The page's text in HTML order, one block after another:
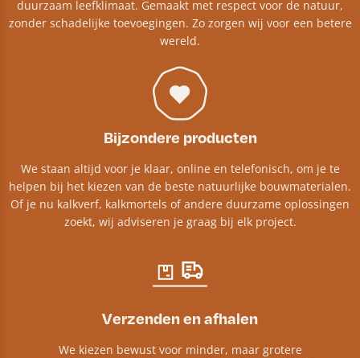
duurzaam leefklimaat. Gemaakt met respect voor de natuur,
zonder schadelijke toevoegingen. Zo zorgen wij voor een betere
wereld.
Bijzondere producten
We staan altijd voor je klaar, online en telefonisch, om je te
helpen bij het kiezen van de beste natuurlijke bouwmaterialen.
Of je nu kalkverf, kalkmortels of andere duurzame oplossingen
zoekt, wij adviseren je graag bij elk project.​
Verzenden en afhalen
We kiezen bewust voor minder, maar grotere